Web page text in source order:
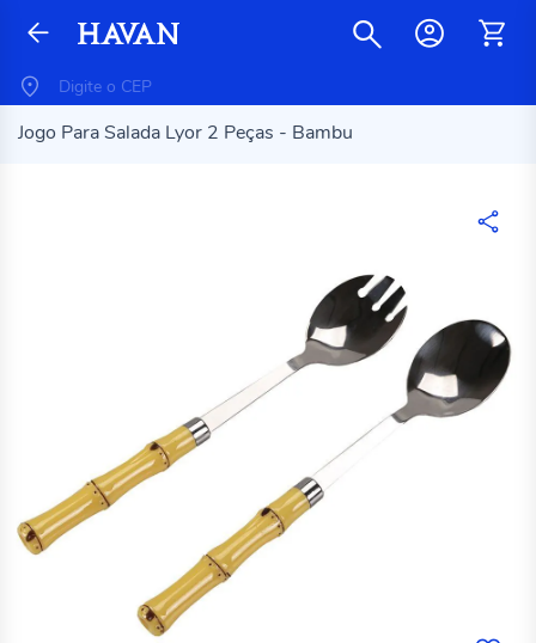
Jogo Para Salada Lyor 2 Peças - Bambu